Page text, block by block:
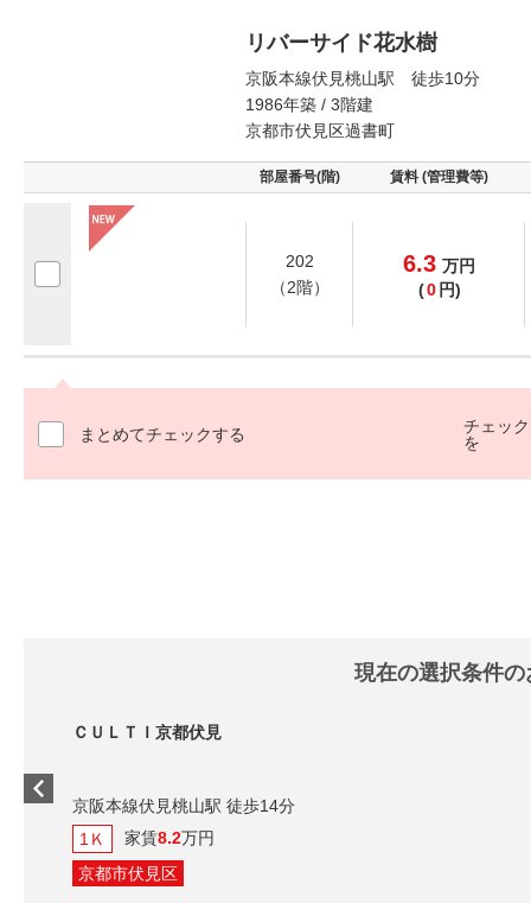
リバーサイド花水樹
京阪本線伏見桃山駅 徒歩10分
1986年築 / 3階建
京都市伏見区過書町
部屋番号(階) 賃料 (管理費等)
202
（2階）
6.3 万円
(0 円)
まとめてチェックする
チェッ
を
現在の選択条件
ＣＵＬＴＩ京都伏見
京阪本線伏見桃山駅 徒歩14分
1Ｋ
家賃8.2万円
京都市伏見区